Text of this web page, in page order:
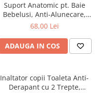
Suport Anatomic pt. Baie
Bebelusi, Anti-Alunecare,
Pliabil, Beberoyal, Mov/Roz,
68,00 Lei
ADAUGA IN COS
Inaltator copii Toaleta Anti-
Derapant cu 2 Trepte,